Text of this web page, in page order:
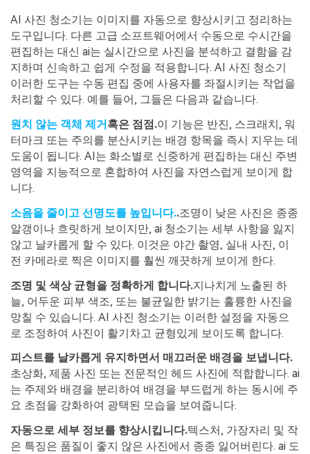
AI 사진 청소기는 이미지를 자동으로 향상시키고 정리하는
도구입니다. 다른 고급 소프트웨어에서 수동으로 수시간을
편집하는 대신 ai는 실시간으로 사진을 분석하고 결함을 감
지하며 신속하고 쉽게 수정을 적용합니다. AI 사진 청소기
이러한 도구는 수동 편집 중에 사용자를 좌절시키는 작업을
처리할 수 있다. 예를 들어, 그들은 다음과 같습니다.
원치 않는 객체 제거혹은 점점.이 기능은 반진, 스크래치, 워
터마크 또는 주의를 분산시키는 배경 항목을 즉시 지우는 데
도움이 됩니다. AI는 화소별로 신중하게 편집하는 대신 주변
영역을 지능적으로 혼합하여 사진을 자연스럽게 보이게 합
니다.
소음을 줄이고 선명도를 높입니다..조명이 낮은 사진은 종종
알갱이나 흐릿하게 보이지만, ai 청소기는 세부 사항을 잃지
않고 날카롭게 할 수 있다. 이것은 야간 촬영, 실내 사진, 이
전 카메라로 찍은 이미지를 훨씬 깨끗하게 보이게 한다.
조명 및 색상 균형을 정확하게 합니다.지나치게 노출된 하
늘, 어두운 피부 색조, 또는 불균일한 밝기는 훌륭한 사진을
망칠 수 있습니다. AI 사진 청소기는 이러한 설정을 자동으
로 조정하여 사진이 활기차고 균형있게 보이도록 합니다.
피스트를 날카롭게 유지하면서 매끄러운 배경을 보냅니다.
초상화, 제품 사진 또는 전문적인 헤드 사진에 적합합니다. ai
는 주제와 배경을 분리하여 배경을 부드럽게 하는 동시에 주
요 초점을 강화하여 광택된 모습을 보여줍니다.
자동으로 세부 정보를 향상시킵니다.텍스처, 가장자리 및 작
은 특징은 품질이 좋지 않은 사진에서 종종 잃어버린다. ai 도